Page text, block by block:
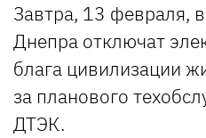
Завтра, 13 февраля,
Днепра отключат
блага цивилизации
за планового
ДТЭК.